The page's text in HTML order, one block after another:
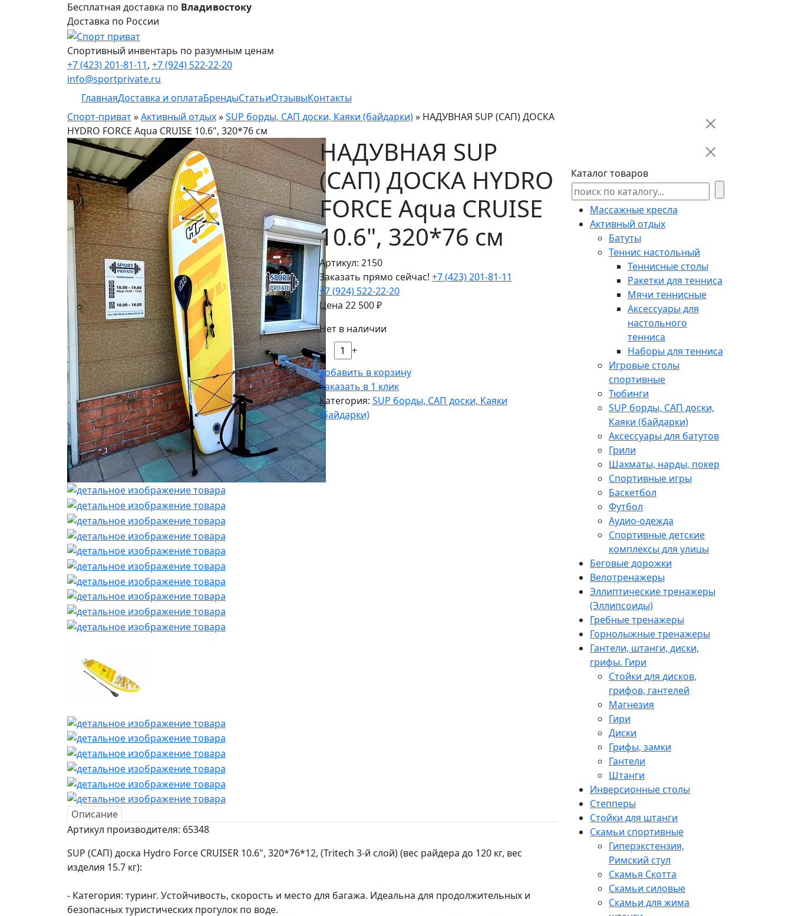
Бесплатная доставка по Владивостоку
Доставка по России
Спортивный инвентарь по разумным ценам
+7 (423) 201-81-11, +7 (924) 522-22-20
info@sportprivate.ru
ГлавнаяДоставка и оплатаБрендыСтатьиОтзывыКонтакты
Спорт-приват»Активный отдых»SUP борды, САП доски, Каяки (байдарки)» НАДУВНАЯ SUP (САП) ДОСКА
HYDRO FORCE Aqua CRUISE 10.6", 320*76 см
НАДУВНАЯ SUP
(САП) ДОСКА HYDRO
FORCE Aqua CRUISE
10.6", 320*76 см
Артикул: 2150
Заказать прямо сейчас! +7 (423) 201-81-11
+7 (924) 522-22-20
Цена 22 500₽
Нет в наличии
-
+
добавить в корзину
Заказать в 1 клик
Категория: SUP борды, САП доски, Каяки
(байдарки)
Описание
Артикул производителя: 65348
SUP (САП) доска Hydro Force CRUISER 10.6", 320*76*12, (Tritech 3-й слой) (вес райдера до 120 кг, вес
изделия 15.7 кг):
- Категория: туринг. Устойчивость, скорость и место для багажа. Идеальна для продолжительных и
безопасных туристических прогулок по воде.
Каталог товаров
Массажные кресла
Активный отдых
Батуты
Теннис настольный
Теннисные столы
Ракетки для тенниса
Мячи теннисные
Аксессуары для
настольного
тенниса
Наборы для тенниса
Игровые столы
спортивные
Тюбинги
SUP борды, САП доски,
Каяки (байдарки)
Аксессуары для батутов
Грили
Шахматы, нарды, покер
Спортивные игры
Баскетбол
Футбол
Аудио-одежда
Спортивные детские
комплексы для улицы
Беговые дорожки
Велотренажеры
Эллиптические тренажеры
(Эллипсоиды)
Гребные тренажеры
Горнолыжные тренажеры
Гантели, штанги, диски,
грифы. Гири
Стойки для дисков,
грифов, гантелей
Магнезия
Гири
Диски
Грифы, замки
Гантели
Штанги
Инверсионные столы
Степперы
Стойки для штанги
Скамьи спортивные
Гиперэкстензия,
Римский стул
Скамья Скотта
Скамьи силовые
Скамьи для жима